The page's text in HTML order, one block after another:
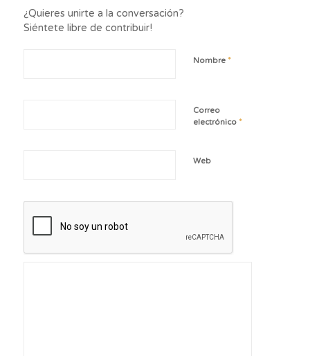
¿Quieres unirte a la conversación?
Siéntete libre de contribuir!
Nombre *
Correo
electrónico *
Web